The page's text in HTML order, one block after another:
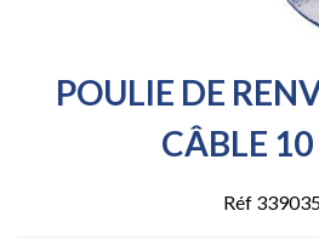
POULIE DE
CÂBLE
Réf